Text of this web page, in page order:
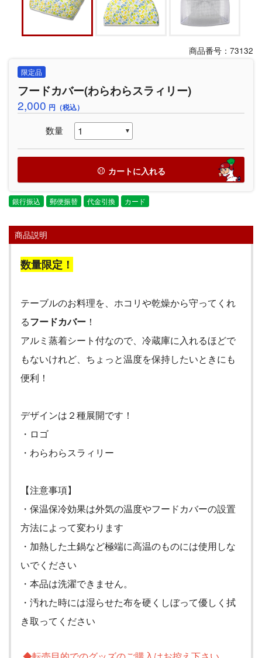
商品番号：73132
限定品
フードカバー(わらわらスラィリー)
2,000 円（税込）
数量
カートに入れる
銀行振込 郵便振替 代金引換 カード
商品説明
数量限定！
テーブルのお料理を、ホコリや乾燥から守ってくれ
るフードカバー ！
アルミ蒸着シート付なので、冷蔵庫に入れるほどで
もないけれど、ちょっと温度を保持したいときにも
便利！
デザインは２種展開です！
・ロゴ
・わらわらスラィリー
【注意事項】
・保温保冷効果は外気の温度やフードカバーの設置
方法によって変わります
・加熱した土鍋など極端に高温のものには使用しな
いでください
・本品は洗濯できません。
・汚れた時には湿らせた布を硬くしぼって優しく拭
き取ってください